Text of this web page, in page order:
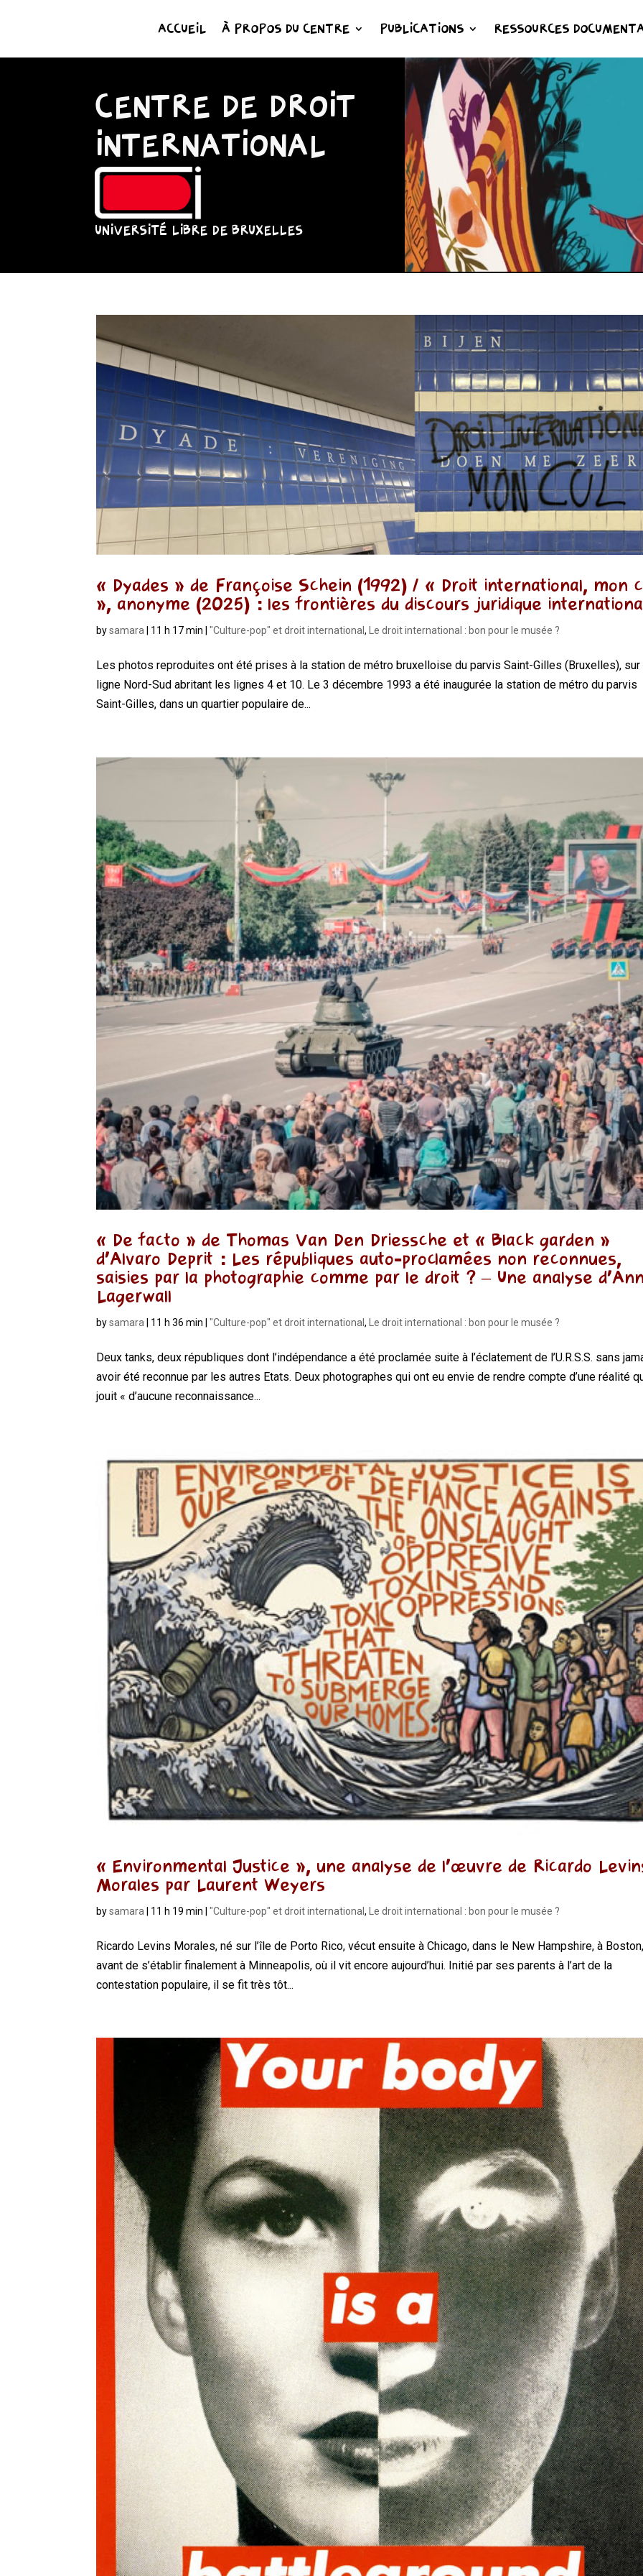
ACCUEIL À PROPOS DU CENTRE PUBLICATIONS RESSOURCES
CENTRE DE DROIT
INTERNATIONAL
UNIVERSITÉ LIBRE DE BRUXELLES
« Dyades » de Françoise Schein (1992) / « Droit international, mon
», anonyme (2025) : les frontières du discours juridique
bysamara 11 h 17 min |"Culture-pop" et droit international, Le droit international : bon pour le musée ?
Les photos reproduites ont été prises à la station de métro bruxelloise du parvis Saint-Gilles (Bruxelles), sur
ligne Nord-Sud abritant les lignes 4 et 10. Le 3 décembre 1993 a été inaugurée la station de métro du parvis
Saint-Gilles, dans un quartier populaire de...
« De facto » de Thomas Van Den Driessche et « Black garden »
d’Alvaro Deprit : Les républiques auto-proclamées non reconnues,
saisies par la photographie comme par le droit ? – Une analyse
Lagerwall
bysamara 11 h 36 min |"Culture-pop" et droit international, Le droit international : bon pour le musée ?
Deux tanks, deux républiques dont l’indépendance a été proclamée suite à l’éclatement de l’U.R.S.S. sans
avoir été reconnue par les autres Etats. Deux photographes qui ont eu envie de rendre compte d’une réalité
jouit « d’aucune reconnaissance...
« Environmental Justice », une analyse de l’œuvre de Ricardo
Morales par Laurent Weyers
bysamara 11 h 19 min |"Culture-pop" et droit international, Le droit international : bon pour le musée ?
Ricardo Levins Morales, né sur l’île de Porto Rico, vécut ensuite à Chicago, dans le New Hampshire, à
avant de s’établir finalement à Minneapolis, où il vit encore aujourd’hui. Initié par ses parents à l’art de la
contestation populaire, il se fit très tôt...